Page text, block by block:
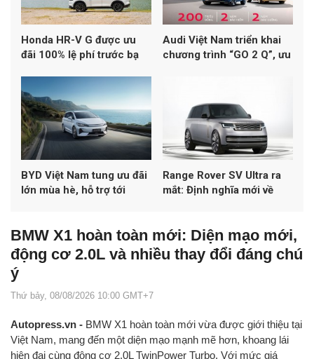
Honda HR-V G được ưu
đãi 100% lệ phí trước bạ
Audi Việt Nam triển khai
chương trình “GO 2 Q”, ưu
BYD Việt Nam tung ưu đãi
lớn mùa hè, hỗ trợ tới
hybrid
Range Rover SV Ultra ra
mắt: Định nghĩa mới về
BMW X1 hoàn toàn mới: Diện mạo mới,
động cơ 2.0L và nhiều thay đổi đáng chú
ý
Thứ bảy, 08/08/2026 10:00 GMT+7
Autopress.vn - BMW X1 hoàn toàn mới vừa được giới thiệu tại
Việt Nam, mang đến một diện mạo mạnh mẽ hơn, khoang lái
hiện đại cùng động cơ 2.0L TwinPower Turbo. Với mức giá